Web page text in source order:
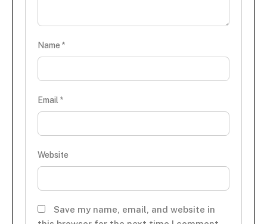
Name *
Email *
Website
Save my name, email, and website in